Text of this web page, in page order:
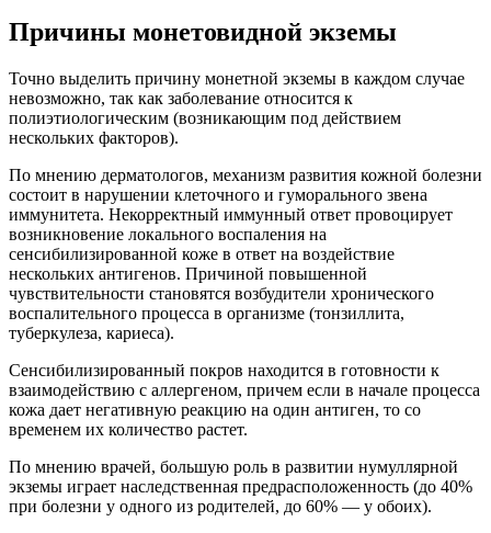
Причины монетовидной экземы
Точно выделить причину монетной экземы в каждом случае
невозможно, так как заболевание относится к
полиэтиологическим (возникающим под действием
нескольких факторов).
По мнению дерматологов, механизм развития кожной болезни
состоит в нарушении клеточного и гуморального звена
иммунитета. Некорректный иммунный ответ провоцирует
возникновение локального воспаления на
сенсибилизированной коже в ответ на воздействие
нескольких антигенов. Причиной повышенной
чувствительности становятся возбудители хронического
воспалительного процесса в организме (тонзиллита,
туберкулеза, кариеса).
Сенсибилизированный покров находится в готовности к
взаимодействию с аллергеном, причем если в начале процесса
кожа дает негативную реакцию на один антиген, то со
временем их количество растет.
По мнению врачей, большую роль в развитии нумуллярной
экземы играет наследственная предрасположенность (до 40%
при болезни у одного из родителей, до 60% — у обоих).